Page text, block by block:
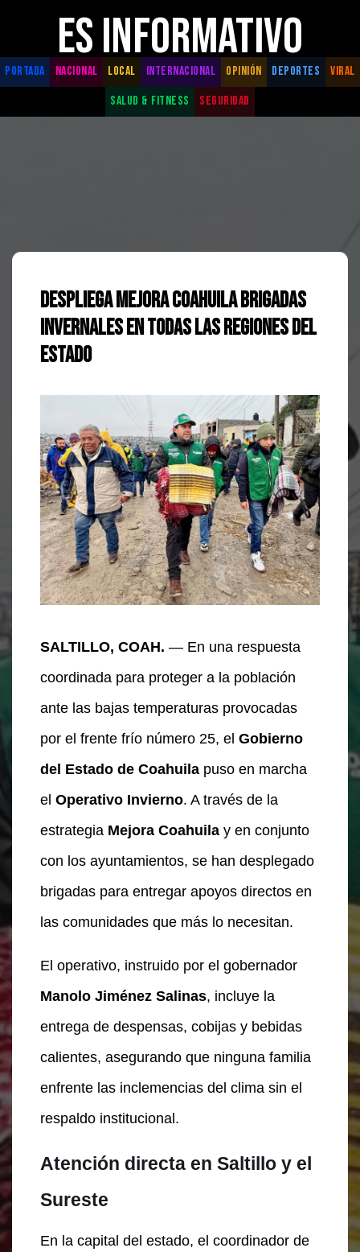
ES INFORMATIVO
PORTADA NACIONAL LOCAL INTERNACIONAL OPINIÓN DEPORTES
VIRAL
SALUD & FITNESS
SEGURIDAD
Despliega Mejora Coahuila Brigadas
Invernales en todas las regiones del
estado
SALTILLO, COAH. — En una respuesta
coordinada para proteger a la población
ante las bajas temperaturas provocadas
por el frente frío número 25, el Gobierno
del Estado de Coahuila puso en marcha
el Operativo Invierno. A través de la
estrategia Mejora Coahuila y en conjunto
con los ayuntamientos, se han desplegado
brigadas para entregar apoyos directos en
las comunidades que más lo necesitan.
El operativo, instruido por el gobernador
Manolo Jiménez Salinas, incluye la
entrega de despensas, cobijas y bebidas
calientes, asegurando que ninguna familia
enfrente las inclemencias del clima sin el
respaldo institucional.
Atención directa en Saltillo y el
Sureste
En la capital del estado, el coordinador de